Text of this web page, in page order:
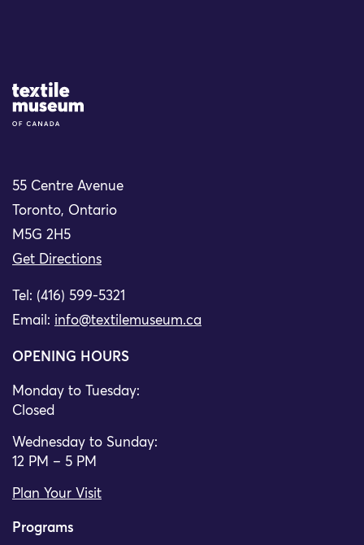
Site Logo
55 Centre Avenue
Toronto, Ontario
M5G 2H5
Get Directions
Tel: (416) 599-5321
Email: info@textilemuseum.ca
OPENING HOURS
Monday to Tuesday:
Closed
Wednesday to Sunday:
12 PM – 5 PM
Plan Your Visit
Programs